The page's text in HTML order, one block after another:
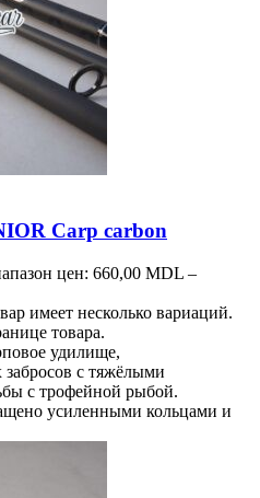
Carp carbon
цен: 660,00 MDL –
имеет несколько вариаций.
товара.
удилище,
забросов с тяжёлыми
с трофейной рыбой.
усиленными кольцами и